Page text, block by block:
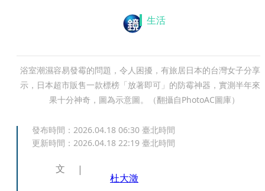
生活
浴室潮濕容易發霉的問題，令人困擾，有旅居日本的台灣女子分享
示，日本超市販售一款標榜「放著即可」的防霉神器，實測半年來
果十分神奇，圖為示意圖。（翻攝自PhotoAC圖庫）
發布時間： 2026.04.18 06:30 臺北時間
更新時間： 2026.04.18 22:19 臺北時間
文
杜大澂